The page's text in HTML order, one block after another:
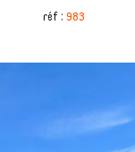
réf : 983